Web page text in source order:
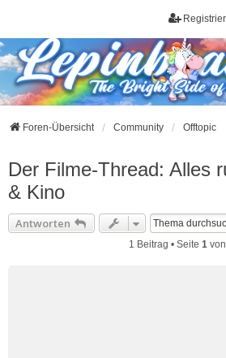
Foren-Übersicht Community Offtopic
Der Filme-Thread: Alles
& Kino
Antworten
1 Beitrag • Seite 1 von